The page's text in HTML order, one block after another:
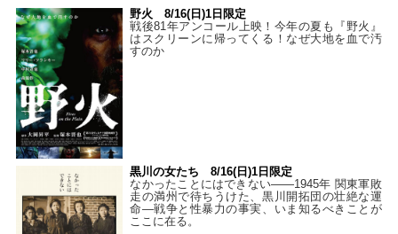
野火 8/16(日)1日限定
戦後81年アンコール上映！今年の夏も『野火』
はスクリーンに帰ってくる！なぜ大地を血で汚
すのか
黒川の女たち 8/16(日)1日限定
なかったことにはできない——1945年 関東軍敗
走の満州で待ちうけた、黒川開拓団の壮絶な運
命―戦争と性暴力の事実、いま知るべきことが
ここに在る。